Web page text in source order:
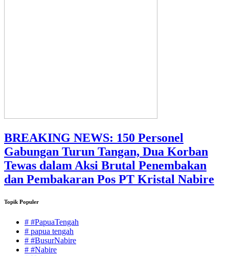
BREAKING NEWS: 150 Personel
Gabungan Turun Tangan, Dua Korban
Tewas dalam Aksi Brutal Penembakan
dan Pembakaran Pos PT Kristal Nabire
Topik Populer
# #PapuaTengah
# papua tengah
# #BusurNabire
# #Nabire